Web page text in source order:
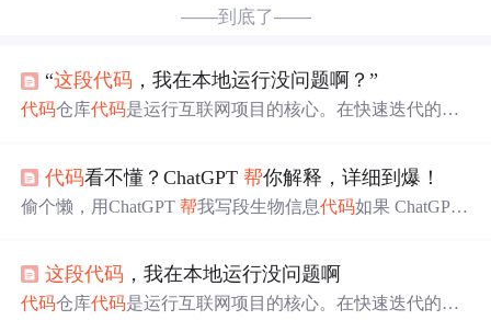
——到底了——
“这段代码 ，我在本地运行没问题啊？”
代码仓库代码是运行互联网项目的核心。在快速迭代的互
人员是至关重要的。CODING De...
代码看不懂？ChatGPT帮你解释，详细到爆！
偷个懒，用ChatGPT帮我写段生物信息代码如果 ChatGPT
下。生信宝典 1: 下面是一段 Linux 代码，请
下：awk 'BEGIN{OFS=FS="\t"}{if(FNR==1) {for(i=3;i<=N
这段代码 ，我在本地运行没问题啊
代码仓库代码是运行互联网项目的核心。在快速迭代的互